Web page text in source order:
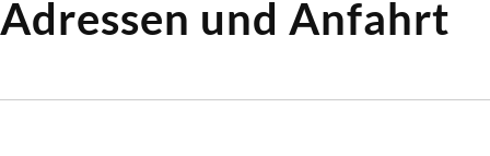
Adressen und Anfahrt